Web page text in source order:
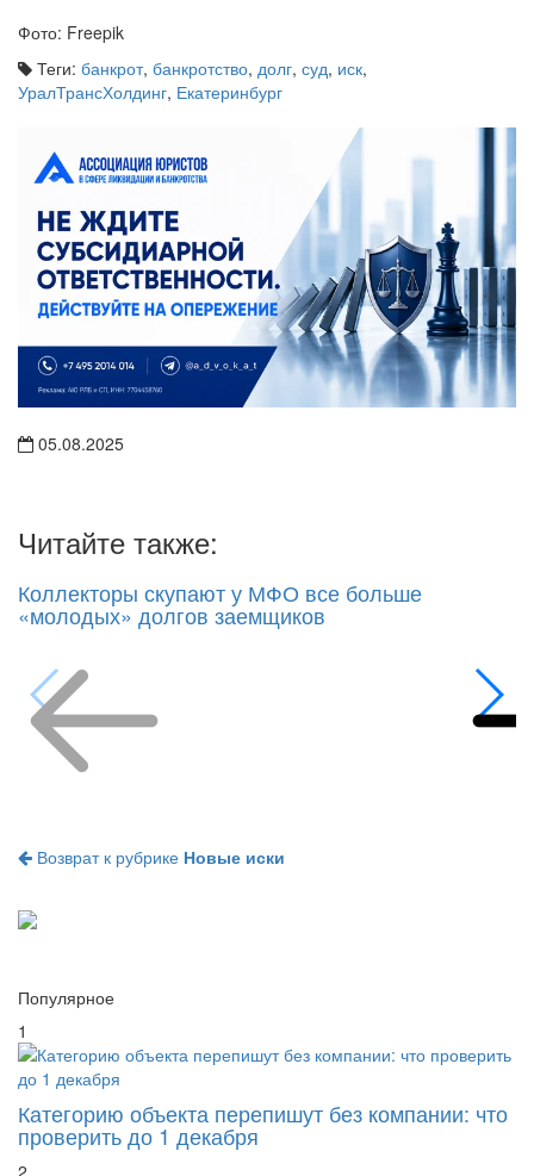
Фото: Freepik
Теги: банкрот, банкротство, долг, суд, иск,
УралТрансХолдинг, Екатеринбург
05.08.2025
Читайте также:
Коллекторы скупают у МФО все больше
«молодых» долгов заемщиков
Возврат к рубрике Новые иски
Популярное
1
Категорию объекта перепишут без компании: что
проверить до 1 декабря
2